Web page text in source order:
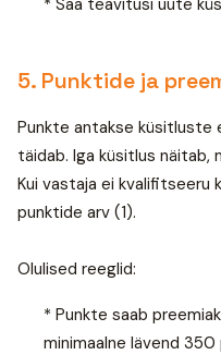
* Saa teavitusi uute
5. Punktide ja
Punkte antakse küsitluste
täidab. Iga küsitlus näitab,
Kui vastaja ei kvalifitseeru
punktide arv (1).
Olulised reeglid:
* Punkte saab
minimaalne lävend 350